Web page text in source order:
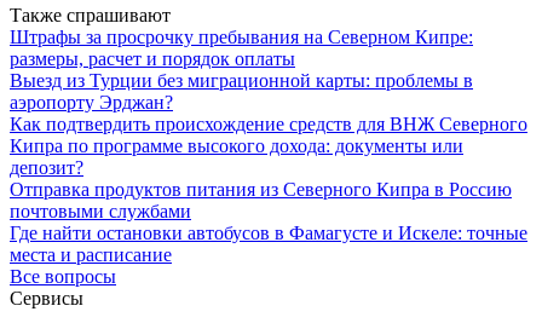
Также спрашивают
Штрафы за просрочку пребывания на Северном Кипре:
размеры, расчет и порядок оплаты
Выезд из Турции без миграционной карты: проблемы в
аэропорту Эрджан?
Как подтвердить происхождение средств для ВНЖ Северного
Кипра по программе высокого дохода: документы или
депозит?
Отправка продуктов питания из Северного Кипра в Россию
почтовыми службами
Где найти остановки автобусов в Фамагусте и Искеле: точные
места и расписание
Все вопросы
Сервисы